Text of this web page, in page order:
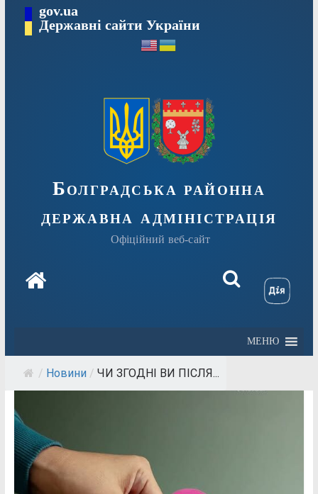
Перейтиgov.ua
Державні сайти України
Болградська районна
державна адміністрація
Офіційний веб-сайт
МЕНЮ
/ Новини / ЧИ ЗГОДНІ ВИ ПІСЛЯ...